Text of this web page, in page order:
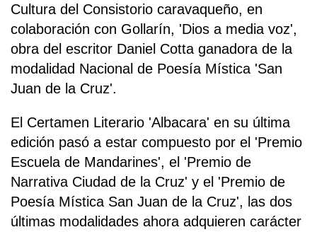
Cultura del Consistorio caravaqueño, en
colaboración con Gollarín, 'Dios a media voz',
obra del escritor Daniel Cotta ganadora de la
modalidad Nacional de Poesía Mística 'San
Juan de la Cruz'.
El Certamen Literario 'Albacara' en su última
edición pasó a estar compuesto por el 'Premio
Escuela de Mandarines', el 'Premio de
Narrativa Ciudad de la Cruz' y el 'Premio de
Poesía Mística San Juan de la Cruz', las dos
últimas modalidades ahora adquieren carácter